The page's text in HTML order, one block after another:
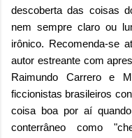
descoberta das coisas
nem sempre claro ou
irônico. Recomenda-se
autor estreante com
Raimundo Carrero e
ficcionistas brasileiros
coisa boa por aí
conterrâneo como